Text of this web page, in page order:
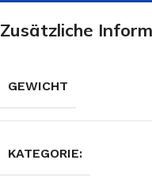
Zusätzliche
GEWICHT
KATEGORIE: